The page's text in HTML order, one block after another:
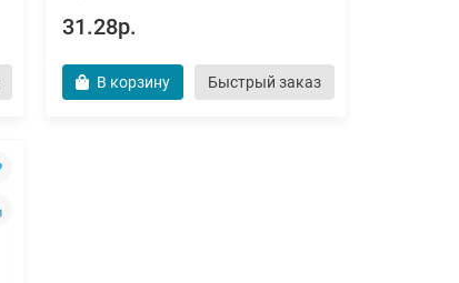
31.28р.
В корзину Быстрый заказ